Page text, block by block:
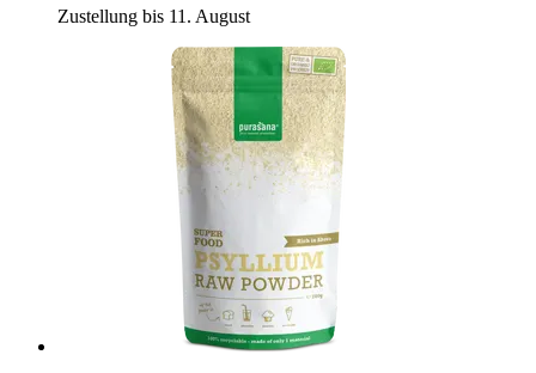
Zustellung bis 11. August